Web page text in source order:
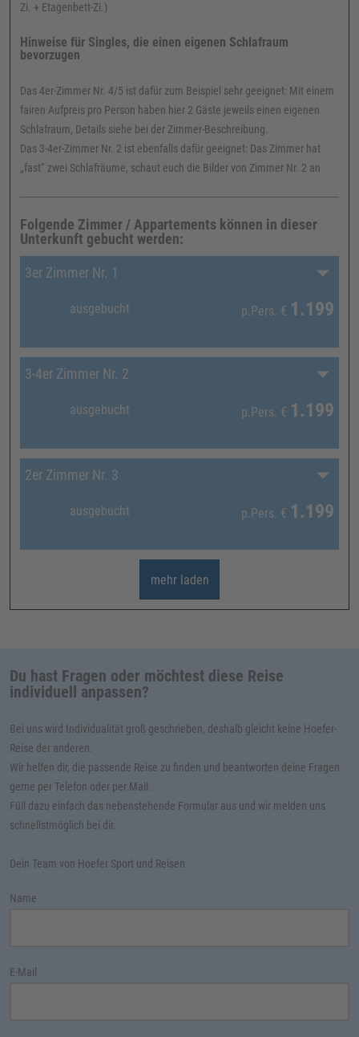
Zi. + Etagenbett-Zi.)
Hinweise für Singles, die einen eigenen Schlafraum
bevorzugen
Das 4er-Zimmer Nr. 4/5 ist dafür zum Beispiel sehr geeignet: Mit einem
fairen Aufpreis pro Person haben hier 2 Gäste jeweils einen eigenen
Schlafraum, Details siehe bei der Zimmer-Beschreibung.
Das 3-4er-Zimmer Nr. 2 ist ebenfalls dafür geeignet: Das Zimmer hat
„fast“ zwei Schlafräume, schaut euch die Bilder von Zimmer Nr. 2 an
Folgende Zimmer / Appartements können in dieser
Unterkunft gebucht werden:
3er Zimmer Nr. 1
ausgebucht p.Pers. € 1.199
3-4er Zimmer Nr. 2
ausgebucht p.Pers. € 1.199
2er Zimmer Nr. 3
ausgebucht p.Pers. € 1.199
mehr laden
Du hast Fragen oder möchtest diese Reise
individuell anpassen?
Bei uns wird Individualität groß geschrieben, deshalb gleicht keine Hoefer-
Reise der anderen.
Wir helfen dir, die passende Reise zu finden und beantworten deine Fragen
gerne per Telefon oder per Mail.
Füll dazu einfach das nebenstehende Formular aus und wir melden uns
schnellstmöglich bei dir.
Dein Team von Hoefer Sport und Reisen
Name
E-Mail